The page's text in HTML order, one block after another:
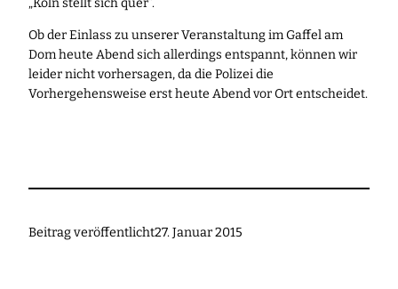
Ob der Einlass zu unserer Veranstaltung im Gaffel am
Dom heute Abend sich allerdings entspannt, können wir
leider nicht vorhersagen, da die Polizei die
Vorhergehensweise erst heute Abend vor Ort entscheidet.
Beitrag veröffentlicht27. Januar 2015